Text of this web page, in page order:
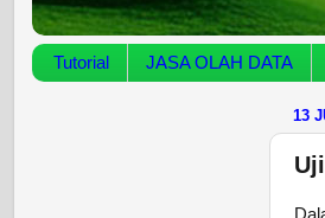
Tutorial JASA OLAH DATA
13